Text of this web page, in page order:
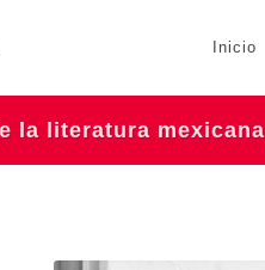
Inicio
la literatura mexicana